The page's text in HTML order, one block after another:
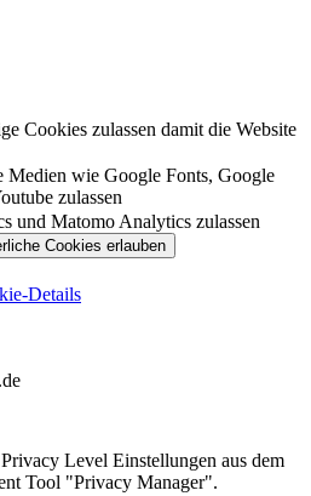
Cookies zulassen damit die Website
Medien wie Google Fonts, Google
zulassen
und Matomo Analytics zulassen
Details
Level Einstellungen aus dem
Tool "Privacy Manager".